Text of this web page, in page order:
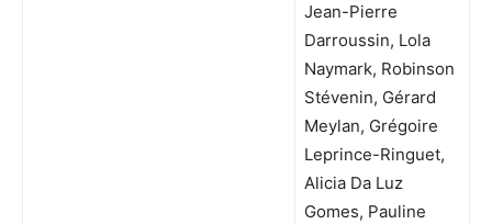
Jean-Pierre
Darroussin, Lola
Naymark, Robinson
Stévenin, Gérard
Meylan, Grégoire
Leprince-Ringuet,
Alicia Da Luz
Gomes, Pauline